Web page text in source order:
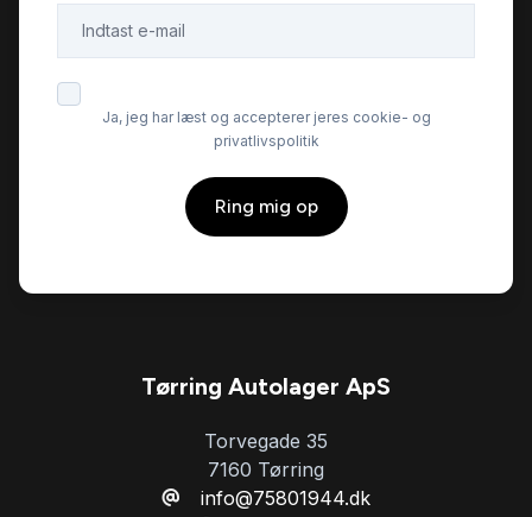
Ja, jeg har læst og accepterer jeres cookie- og
privatlivspolitik
Ring mig op
Tørring Autolager ApS
Torvegade 35
7160 Tørring
info@75801944.dk